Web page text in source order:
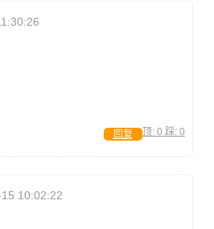
顶: 0 踩: 0
回复
10:02:22